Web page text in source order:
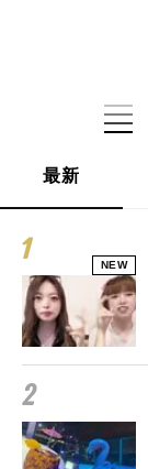
最新
NEW